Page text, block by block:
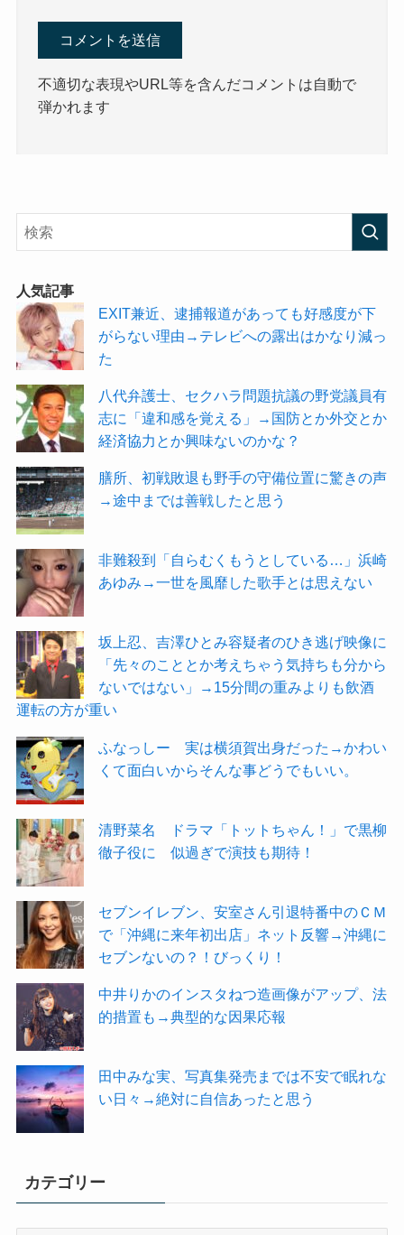
不適切な表現やURL等を含んだコメントは自動で
弾かれます
人気記事
EXIT兼近、逮捕報道があっても好感度が下
がらない理由→テレビへの露出はかなり減っ
た
八代弁護士、セクハラ問題抗議の野党議員有
志に「違和感を覚える」→国防とか外交とか
経済協力とか興味ないのかな？
膳所、初戦敗退も野手の守備位置に驚きの声
→途中までは善戦したと思う
非難殺到「自らむくもうとしている…」浜崎
あゆみ→一世を風靡した歌手とは思えない
坂上忍、吉澤ひとみ容疑者のひき逃げ映像に
「先々のこととか考えちゃう気持ちも分から
ないではない」→15分間の重みよりも飲酒
運転の方が重い
ふなっしー 実は横須賀出身だった→かわい
くて面白いからそんな事どうでもいい。
清野菜名 ドラマ「トットちゃん！」で黒柳
徹子役に 似過ぎで演技も期待！
セブンイレブン、安室さん引退特番中のＣＭ
で「沖縄に来年初出店」ネット反響→沖縄に
セブンないの？！びっくり！
中井りかのインスタねつ造画像がアップ、法
的措置も→典型的な因果応報
田中みな実、写真集発売までは不安で眠れな
い日々→絶対に自信あったと思う
カテゴリー